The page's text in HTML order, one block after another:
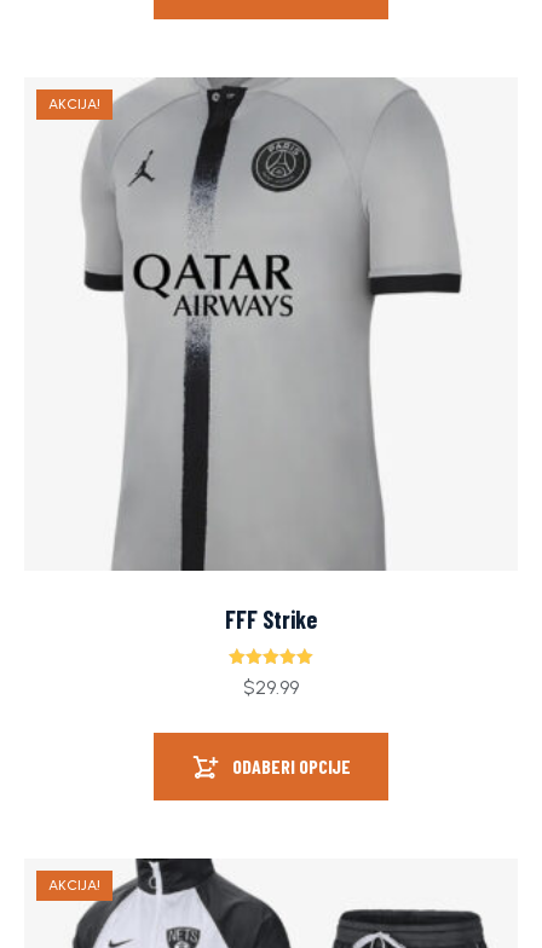
AKCIJA!
FFF Strike
Ocjenjeno
5.00
$29.99
ODABERI OPCIJE
AKCIJA!